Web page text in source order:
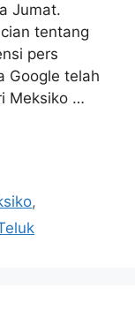
Jumat.
tentang
pers
Google telah
Meksiko …
,